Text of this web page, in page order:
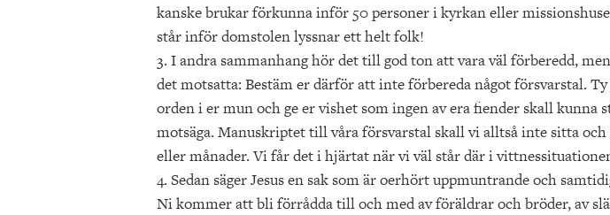
kanske brukar förkunna inför 50 personer i kyrkan eller
står inför domstolen lyssnar ett helt folk!
3. I andra sammanhang hör det till god ton att vara väl förberedd,
det motsatta: Bestäm er därför att inte förbereda något försvarstal. Ty
orden i er mun och ge er vishet som ingen av era fiender skall kunna
motsäga. Manuskriptet till våra försvarstal skall vi alltså inte sitta
eller månader. Vi får det i hjärtat när vi väl står där i
4. Sedan säger Jesus en sak som är oerhört uppmuntrande och
Ni kommer att bli förrådda till och med av föräldrar och bröder, av